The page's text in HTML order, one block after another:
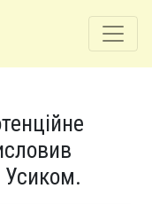
Усиком.